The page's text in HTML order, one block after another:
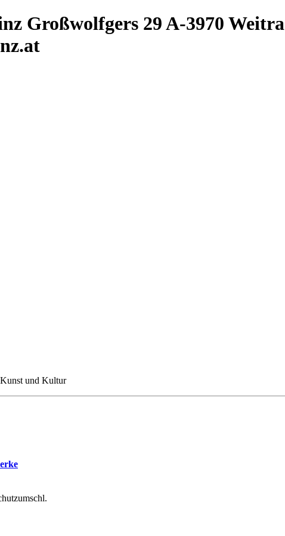
Großwolfgers 29A-3970 Weitra
und Kultur